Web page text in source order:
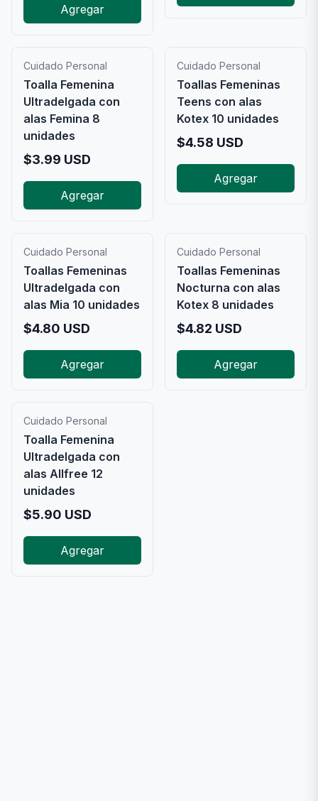
Agregar
Cuidado Personal
Toalla Femenina
Ultradelgada con
alas Femina 8
unidades
$3.99 USD
Agregar
Cuidado Personal
Toallas Femeninas
Teens con alas
Kotex 10 unidades
$4.58 USD
Agregar
Cuidado Personal
Toallas Femeninas
Ultradelgada con
alas Mia 10 unidades
$4.80 USD
Agregar
Cuidado Personal
Toallas Femeninas
Nocturna con alas
Kotex 8 unidades
$4.82 USD
Agregar
Cuidado Personal
Toalla Femenina
Ultradelgada con
alas Allfree 12
unidades
$5.90 USD
Agregar